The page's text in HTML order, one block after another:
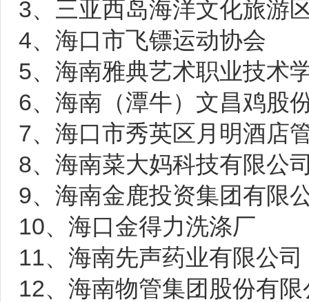
3、三亚西岛海洋文化旅游
4、海口市飞镖运动协会
5、海南雅典艺术职业技术
6、海南（潭牛）文昌鸡股
7、海口市秀英区月明酒店
8、海南菜大妈科技有限公
9、海南金鹿投资集团有限
10、海口金得力洗涤厂
11、海南先声药业有限公司
12、海南物管集团股份有限